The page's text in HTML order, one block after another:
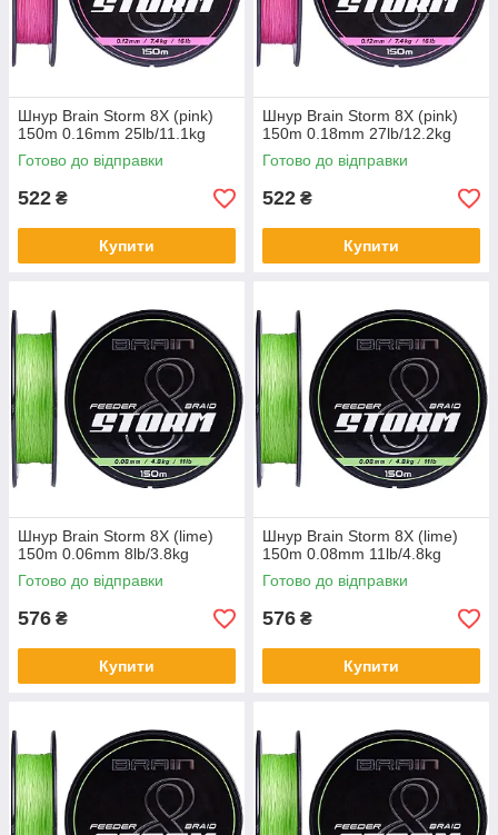
Шнур Brain Storm 8X (pink)
150m 0.16mm 25lb/11.1kg
Готово до відправки
522 ₴
Купити
Шнур Brain Storm 8X (pink)
150m 0.18mm 27lb/12.2kg
Готово до відправки
522 ₴
Купити
Шнур Brain Storm 8X (lime)
150m 0.06mm 8lb/3.8kg
Готово до відправки
576 ₴
Купити
Шнур Brain Storm 8X (lime)
150m 0.08mm 11lb/4.8kg
Готово до відправки
576 ₴
Купити